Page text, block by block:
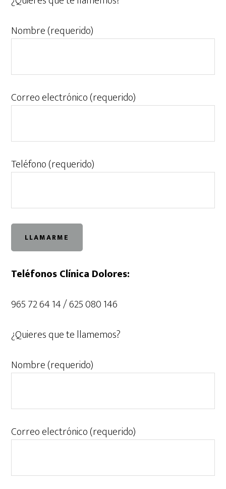
Nombre (requerido)
Correo electrónico (requerido)
Teléfono (requerido)
Teléfonos Clínica Dolores:
965 72 64 14 / 625 080 146
¿Quieres que te llamemos?
Nombre (requerido)
Correo electrónico (requerido)